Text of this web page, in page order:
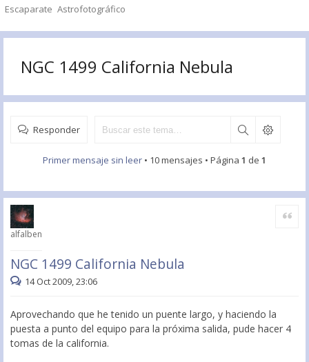
Escaparate Astrofotográfico
NGC 1499 California Nebula
Responder
Primer mensaje sin leer • 10 mensajes • Página 1 de 1
alfalben
NGC 1499 California Nebula
Citar
14 Oct 2009, 23:06
Aprovechando que he tenido un puente largo, y haciendo la
puesta a punto del equipo para la próxima salida, pude hacer 4
tomas de la california.